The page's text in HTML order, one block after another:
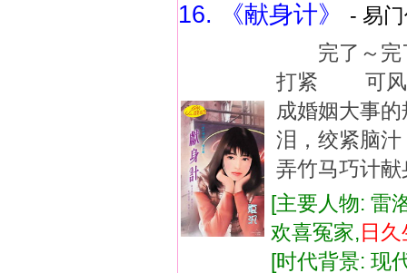
16. 《献身计》
- 易
完了～完
打紧 可风
成婚姻大事
泪，绞紧
弄竹马巧计
[主要人物: 雷
欢喜冤家,日久
[时代背景: